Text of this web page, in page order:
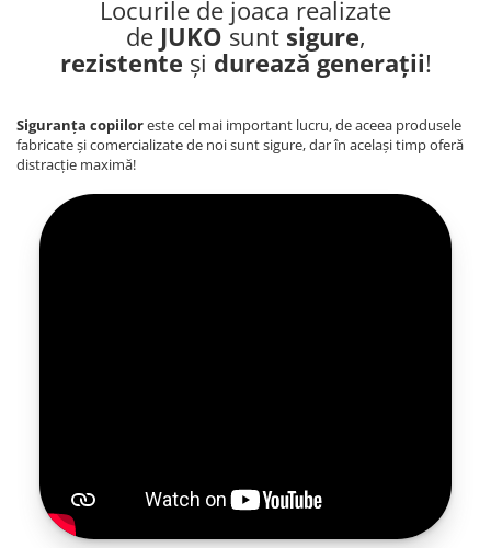
Locurile de joaca realizate
de JUKOsunt sigure,
rezistente și durează generații!
Siguranța copiiloreste cel mai important lucru, de aceea produsele
fabricate și comercializate de noi sunt sigure, dar în același timp oferă
distracție maximă!